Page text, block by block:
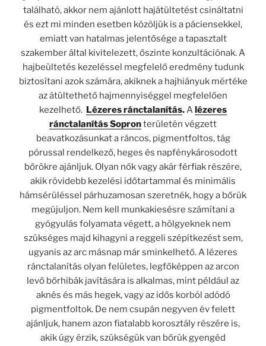
található, akkor nem ajánlott hajátültetést csináltatni
és ezt mi minden esetben közöljük is a páciensekkel,
emiatt van hatalmas jelentősége a tapasztalt
szakember által kivitelezett, őszinte konzultációnak. A
hajbeültetés kezeléssel megfelelő eredmény tudunk
biztosítani azok számára, akiknek a hajhiányuk mértéke
az átültethető hajmennyiséggel megfelelően
kezelhető. Lézeres ránctalanítás.Alézeres
ránctalanítás Sopronterületén végzett
beavatkozásunkat a ráncos, pigmentfoltos, tág
pórussal rendelkező, heges és napfénykárosodott
bőrökre ajánljuk. Olyan nők vagy akár férfiak részére,
akik rövidebb kezelési időtartammal és minimális
hámsérüléssel párhuzamosan szeretnék, hogy a bőrük
megújuljon. Nem kell munkakiesésre számítani a
gyógyulás folyamata végett, a hölgyeknek nem
szükséges majd kihagyni a reggeli szépítkezést sem,
ugyanis az arc másnap már sminkelhető. A lézeres
ránctalanítás olyan felületes, legfőképpen az arcon
levő bőrhibák javítására is alkalmas, mint például az
aknés és más hegek, vagy az idős korból adódó
pigmentfoltok. De nem csupán negyven év felett
ajánljuk, hanem azon fiatalabb korosztály részére is,
akik úgy érzik, szükségük van bőrük gyengéd